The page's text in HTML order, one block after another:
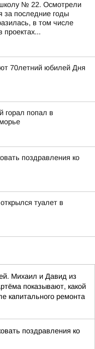
№ 22. Осмотрели
за последние годы
в том числе
проектах...
70летний юбилей Дня
горал попал в
поздравления ко
туалет в
Михаил и Давид из
показывают, какой
капитального ремонта
поздравления ко